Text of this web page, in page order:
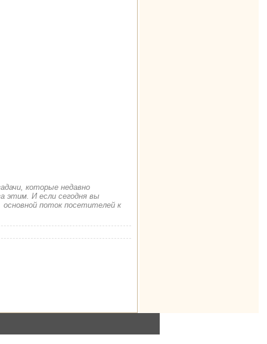
которые недавно
этим. И если сегодня вы
поток посетителей к